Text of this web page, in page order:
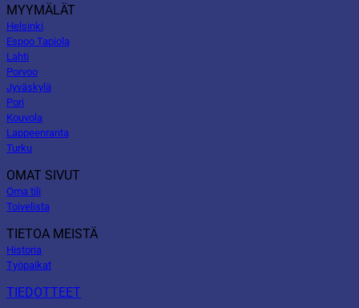
MYYMÄLÄT
Helsinki
Espoo Tapiola
Lahti
Porvoo
Jyväskylä
Pori
Kouvola
Lappeenranta
Turku
OMAT SIVUT
Oma tili
Toivelista
TIETOA MEISTÄ
Historia
Työpaikat
TIEDOTTEET